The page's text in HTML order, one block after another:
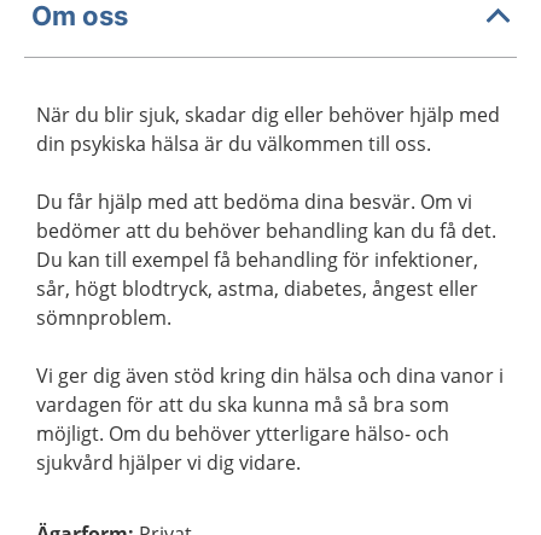
Om oss
När du blir sjuk, skadar dig eller behöver hjälp med
din psykiska hälsa är du välkommen till oss.
Du får hjälp med att bedöma dina besvär. Om vi
bedömer att du behöver behandling kan du få det.
Du kan till exempel få behandling för infektioner,
sår, högt blodtryck, astma, diabetes, ångest eller
sömnproblem.
Vi ger dig även stöd kring din hälsa och dina vanor i
vardagen för att du ska kunna må så bra som
möjligt. Om du behöver ytterligare hälso- och
sjukvård hjälper vi dig vidare.